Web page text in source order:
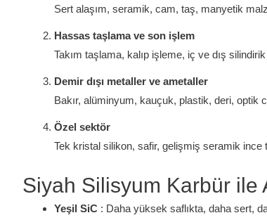
Sert alaşım, seramik, cam, taş, manyetik
Hassas taşlama ve son işlem
Takım taşlama, kalıp işleme, iç ve dış
Demir dışı metaller ve ametaller
Bakır, alüminyum, kauçuk, plastik, deri, optik
Özel sektör
Tek kristal silikon, safir, gelişmiş seramik ince
Siyah Silisyum Karbür ile
Yeşil SiC : Daha yüksek saflıkta, daha sert,